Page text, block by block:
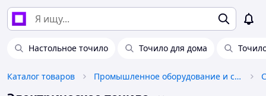
Настольное точило Точило для дома
Каталог товаров Промышленное оборудование и станки